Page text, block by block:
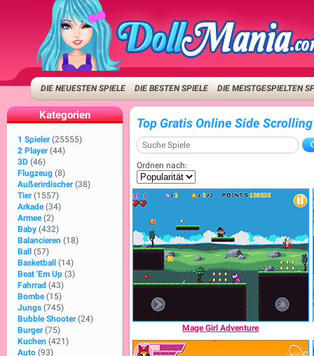
DIE NEUESTEN SPIELE DIE BESTEN SPIELE DIE MEISTGESPIELTEN
Kategorien
1 Spieler (25555)
2 Player (44)
3D (46)
Flugzeug (8)
Außerirdischer (38)
Tier (1557)
Arkade (34)
Armee (2)
Baby (432)
Balancieren (18)
Ball
(57)
Basketball
(14)
Beat 'Em Up (3)
Fahrrad (43)
Bombe (15)
Jungs (745)
Bubble Shooter (24)
Burger (75)
Kuchen (421)
Auto (93)
Top Gratis Online Side
Ordnen nach:
Mage Girl Adventure